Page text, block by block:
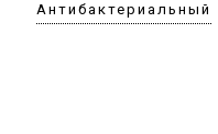
Антибактериальный